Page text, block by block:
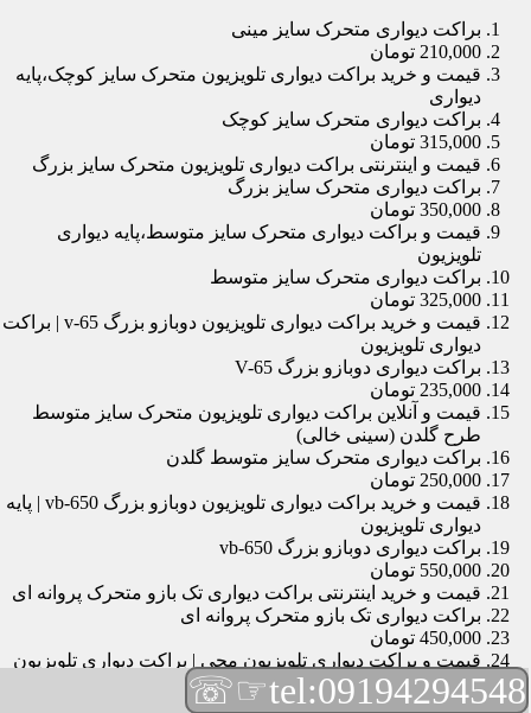
براکت دیواری متحرک سایز مینی
210,000 تومان
قیمت و خرید براکت دیواری تلویزیون متحرک سایز کوچک،پایه
دیواری
براکت دیواری متحرک سایز کوچک
315,000 تومان
قیمت و اینترنتی براکت دیواری تلویزیون متحرک سایز بزرگ
براکت دیواری متحرک سایز بزرگ
350,000 تومان
قیمت و براکت دیواری متحرک سایز متوسط،پایه دیواری
تلویزیون
براکت دیواری متحرک سایز متوسط
325,000 تومان
قیمت و خرید براکت دیواری تلویزیون دوبازو بزرگ v-65 | براکت
دیواری تلویزیون
براکت دیواری دوبازو بزرگ V-65
235,000 تومان
قیمت و آنلاین براکت دیواری تلویزیون متحرک سایز متوسط
طرح گلدن (سینی خالی)
براکت دیواری متحرک سایز متوسط گلدن
250,000 تومان
قیمت و خرید براکت دیواری تلویزیون دوبازو بزرگ vb-650 | پایه
دیواری تلویزیون
براکت دیواری دوبازو بزرگ vb-650
550,000 تومان
قیمت و خرید اینترنتی براکت دیواری تک بازو متحرک پروانه ای
براکت دیواری تک بازو متحرک پروانه ای
450,000 تومان
قیمت و براکت دیواری تلویزیون مچی | براکت دیواری تلویزیون
براکت دیواری مچی
165,000 تومان
tel:09194294548
☞☏